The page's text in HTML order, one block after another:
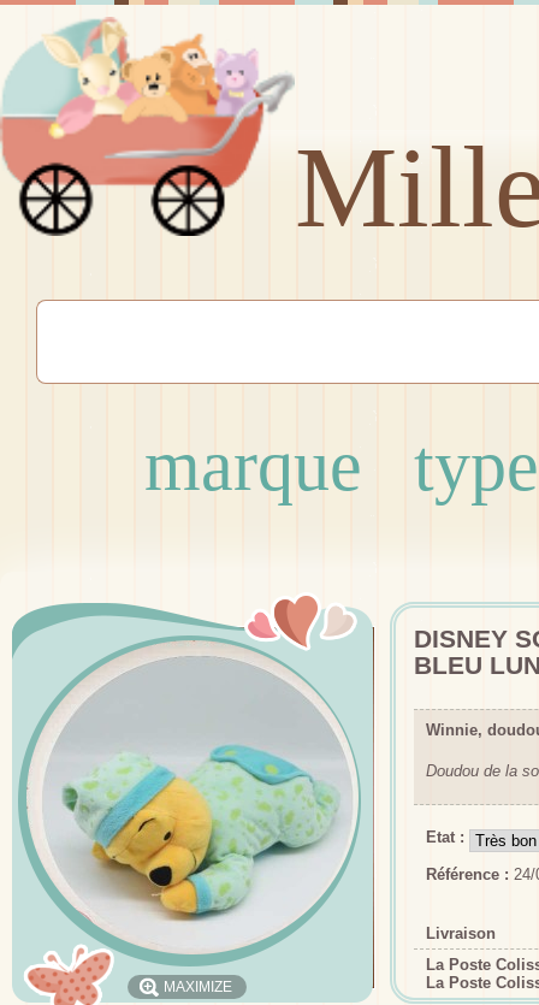
marque type
MAXIMIZE
DISNEY
BLEU
Winnie,
Doudou de la
Etat :
Référence : 24/
Livraison
La Poste
La Poste